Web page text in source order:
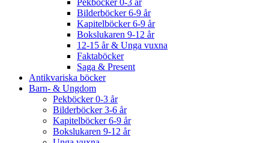
Pekböcker 0-3 år
Bilderböcker 6-9 år
Kapitelböcker 6-9 år
Bokslukaren 9-12 år
12-15 år & Unga vuxna
Faktaböcker
Saga & Present
Antikvariska böcker
Barn- & Ungdom
Pekböcker 0-3 år
Bilderböcker 3-6 år
Kapitelböcker 6-9 år
Bokslukaren 9-12 år